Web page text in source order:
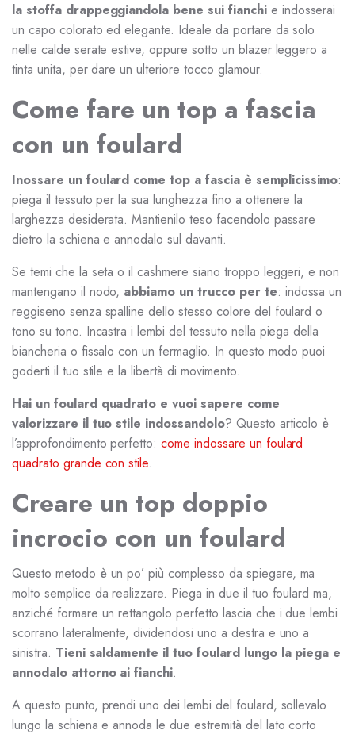
la stoffa drappeggiandola bene sui fianchie indosserai
un capo colorato ed elegante. Ideale da portare da solo
nelle calde serate estive, oppure sotto un blazer leggero a
tinta unita, per dare un ulteriore tocco glamour.
Come fare un top a fascia
con un foulard
Inossare un foulard come top a fascia è semplicissimo:
piega il tessuto per la sua lunghezza fino a ottenere la
larghezza desiderata. Mantienilo teso facendolo passare
dietro la schiena e annodalo sul davanti.
Se temi che la seta o il cashmere siano troppo leggeri, e non
mantengano il nodo, abbiamo un trucco per te: indossa un
reggiseno senza spalline dello stesso colore del foulard o
tono su tono. Incastra i lembi del tessuto nella piega della
biancheria o fissalo con un fermaglio. In questo modo puoi
goderti il tuo stile e la libertà di movimento.
Hai un foulard quadrato e vuoi sapere come
valorizzare il tuo stile indossandolo? Questo articolo è
l’approfondimento perfetto:come indossare un foulard
quadrato grande con stile.
Creare un top doppio
incrocio con un foulard
Questo metodo è un po’ più complesso da spiegare, ma
molto semplice da realizzare. Piega in due il tuo foulard ma,
anziché formare un rettangolo perfetto lascia che i due lembi
scorrano lateralmente, dividendosi uno a destra e uno a
sinistra. Tieni saldamente il tuo foulard lungo la piega e
annodalo attorno ai fianchi.
A questo punto, prendi uno dei lembi del foulard, sollevalo
lungo la schiena e annoda le due estremità del lato corto